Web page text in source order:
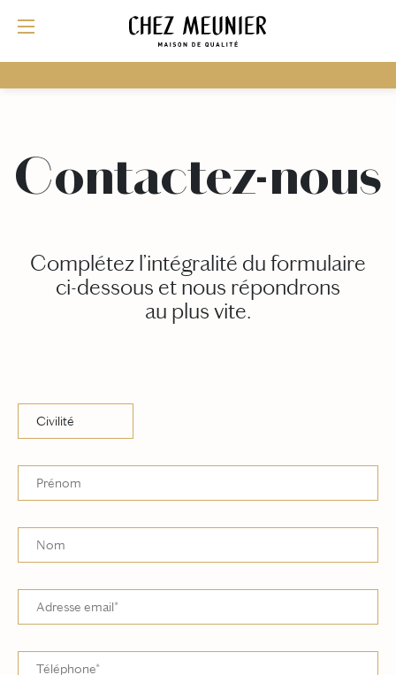
for:
Contactez-nous
Complétez l’intégralité du formulaire
ci-dessous et nous répondrons
au plus vite.